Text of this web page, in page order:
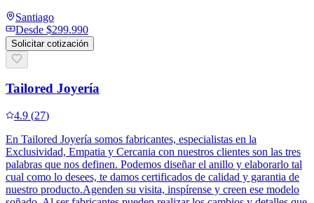
Santiago
Desde $299.990
Solicitar cotización
Tailored Joyería
4.9 (27)
En Tailored Joyería somos fabricantes, especialistas en la
Exclusividad, Empatia y Cercania con nuestros clientes son las tres
palabras que nos definen. Podemos diseñar el anillo y elaborarlo tal
cual como lo desees, te damos certificados de calidad y garantia de
nuestro producto.Agenden su visita, inspírense y creen ese modelo